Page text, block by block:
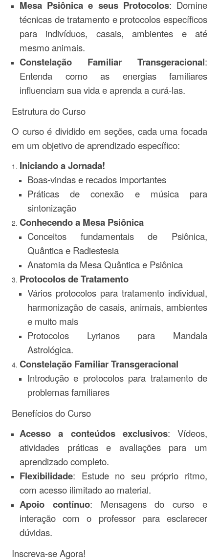
Mesa Psiônica e seus Protocolos: Domine
técnicas de tratamento e protocolos específicos
para indivíduos, casais, ambientes e até
mesmo animais.
Constelação Familiar Transgeracional:
Entenda como as energias familiares
influenciam sua vida e aprenda a curá-las.
Estrutura do Curso
O curso é dividido em seções, cada uma focada
em um objetivo de aprendizado específico:
Iniciando a Jornada!
Boas-vindas e recados importantes
Práticas de conexão e música para
sintonização
Conhecendo a Mesa Psiônica
Conceitos fundamentais de Psiônica,
Quântica e Radiestesia
Anatomia da Mesa Quântica e Psiônica
Protocolos de Tratamento
Vários protocolos para tratamento individual,
harmonização de casais, animais, ambientes
e muito mais
Protocolos Lyrianos para Mandala
Astrológica.
Constelação Familiar Transgeracional
Introdução e protocolos para tratamento de
problemas familiares
Benefícios do Curso
Acesso a conteúdos exclusivos: Vídeos,
atividades práticas e avaliações para um
aprendizado completo.
Flexibilidade: Estude no seu próprio ritmo,
com acesso ilimitado ao material.
Apoio contínuo: Mensagens do curso e
interação com o professor para esclarecer
dúvidas.
Inscreva-se Agora!